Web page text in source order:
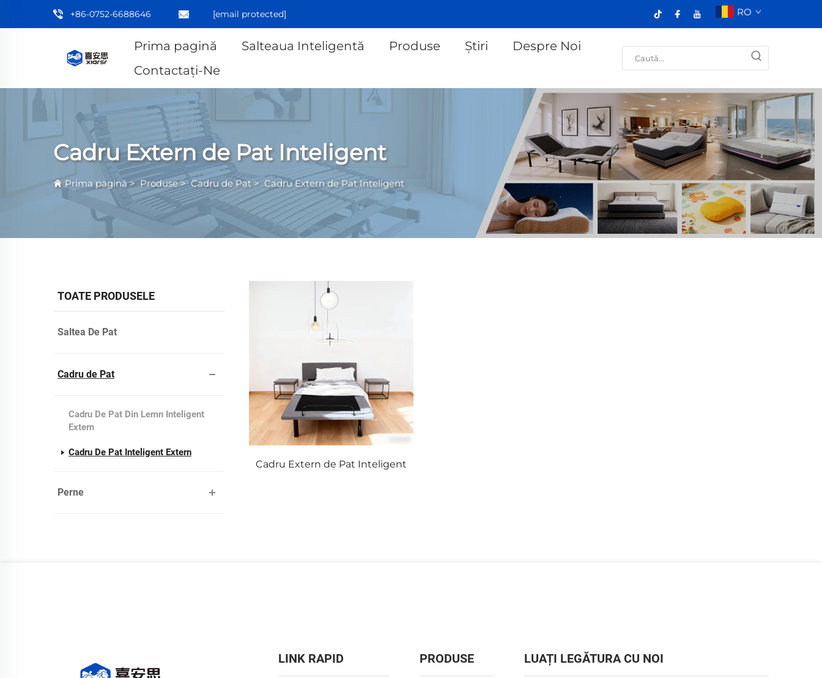
+86-0752-6688646 [email protected] RO
Prima pagină Salteaua Inteligentă Produse Știri
Despre Noi
Contactați-Ne
Cadru Extern de Pat Inteligent
Prima pagină>Produse>Cadru de Pat> Cadru Extern de Pat Inteligent
TOATE PRODUSELE
Saltea De Pat
Cadru de Pat
Cadru De Pat Din Lemn Inteligent
Extern
Cadru De Pat Inteligent Extern
Perne
Cadru Extern de Pat Inteligent
LINK RAPID PRODUSE LUAȚI LEGĂTURA CU NOI